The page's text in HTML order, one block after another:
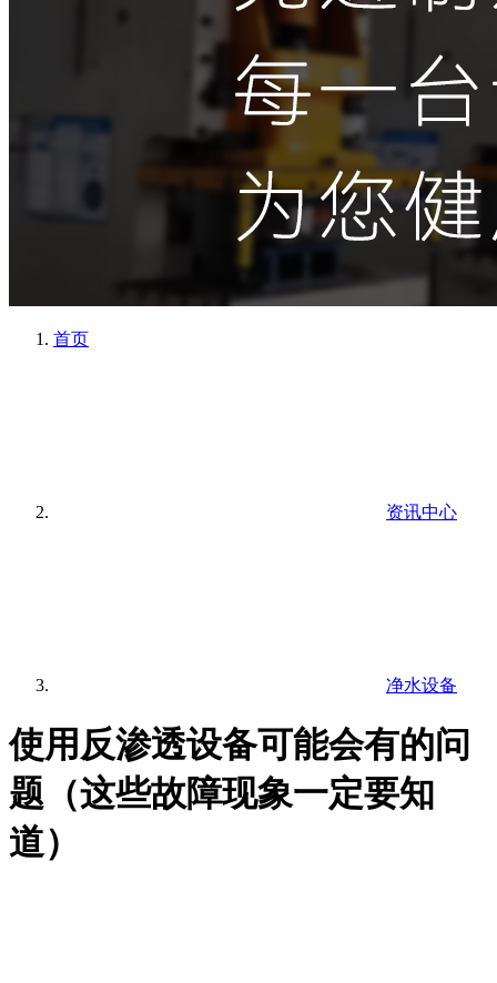
首页
资讯中心
净水设备
使用反渗透设备可能会有的问
题（这些故障现象一定要知
道）